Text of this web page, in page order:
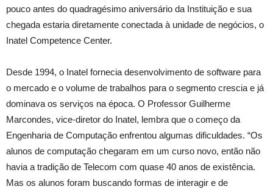
pouco antes do quadragésimo aniversário da Instituição e sua
chegada estaria diretamente conectada à unidade de negócios, o
Inatel Competence Center.
Desde 1994, o Inatel fornecia desenvolvimento de software para
o mercado e o volume de trabalhos para o segmento crescia e já
dominava os serviços na época. O Professor Guilherme
Marcondes, vice-diretor do Inatel, lembra que o começo da
Engenharia de Computação enfrentou algumas dificuldades. “Os
alunos de computação chegaram em um curso novo, então não
havia a tradição de Telecom com quase 40 anos de existência.
Mas os alunos foram buscando formas de interagir e de